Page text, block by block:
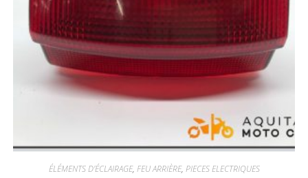
ÉLÉMENTS D'ÉCLAIRAGE, FEU ARRIÈRE, PIECES ELECTRIQUES